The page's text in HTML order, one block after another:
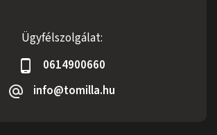
Ügyfélszolgálat:
0614900660
info@tomilla.hu